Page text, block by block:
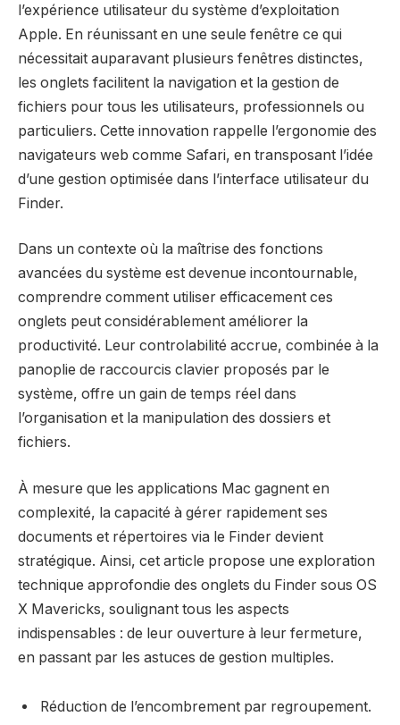
l’expérience utilisateur du système d’exploitation
Apple. En réunissant en une seule fenêtre ce qui
nécessitait auparavant plusieurs fenêtres distinctes,
les onglets facilitent la navigation et la gestion de
fichiers pour tous les utilisateurs, professionnels ou
particuliers. Cette innovation rappelle l’ergonomie des
navigateurs web comme Safari, en transposant l’idée
d’une gestion optimisée dans l’interface utilisateur du
Finder.
Dans un contexte où la maîtrise des fonctions
avancées du système est devenue incontournable,
comprendre comment utiliser efficacement ces
onglets peut considérablement améliorer la
productivité. Leur controlabilité accrue, combinée à la
panoplie de raccourcis clavier proposés par le
système, offre un gain de temps réel dans
l’organisation et la manipulation des dossiers et
fichiers.
À mesure que les applications Mac gagnent en
complexité, la capacité à gérer rapidement ses
documents et répertoires via le Finder devient
stratégique. Ainsi, cet article propose une exploration
technique approfondie des onglets du Finder sous OS
X Mavericks, soulignant tous les aspects
indispensables : de leur ouverture à leur fermeture,
en passant par les astuces de gestion multiples.
Réduction de l’encombrement par regroupement.